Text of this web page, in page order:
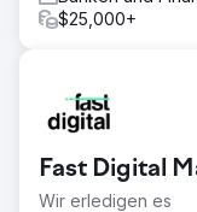
$25,000+
Fast Digital
Wir erledigen es